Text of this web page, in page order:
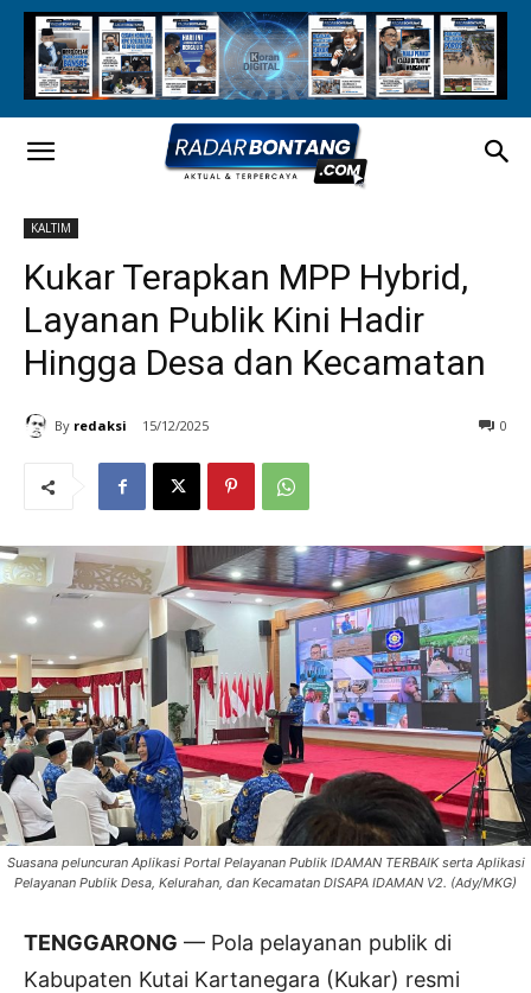
KALTIM
Kukar Terapkan MPP Hybrid,
Layanan Publik Kini Hadir
Hingga Desa dan Kecamatan
By redaksi 15/12/2025 0
Suasana peluncuran Aplikasi Portal Pelayanan Publik IDAMAN TERBAIK serta Aplikasi
Pelayanan Publik Desa, Kelurahan, dan Kecamatan DISAPA IDAMAN V2. (Ady/MKG)
TENGGARONG — Pola pelayanan publik di
Kabupaten Kutai Kartanegara (Kukar) resmi